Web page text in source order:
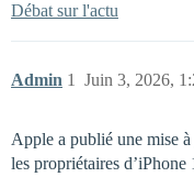
Débat sur l'actu
Admin Juin 3, 2026,
1
Apple a publié une mise
les propriétaires d’iPhone